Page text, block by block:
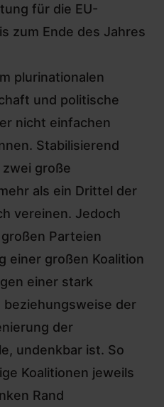
für die EU-
zum Ende des Jahres
plurinationalen
und politische
nicht einfachen
Stabilisierend
große
als ein Drittel der
vereinen. Jedoch
Parteien
einer großen Koalition
einer stark
beziehungsweise der
der
undenkbar ist. So
Koalitionen jeweils
Rand